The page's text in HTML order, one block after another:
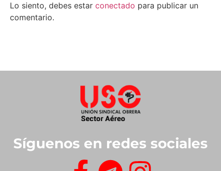
Lo siento, debes estar conectado para publicar un
comentario.
Síguenos en redes sociales